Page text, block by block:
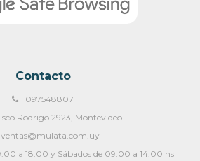
Contacto
097548807
Rodrigo 2923, Montevideo
ventas@mulata.com.uy
a 18:00 y Sábados de 09:00 a 14:00 hs